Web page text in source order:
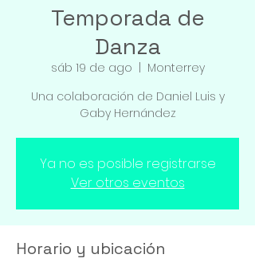
Temporada de
Danza
sáb 19 de ago
Monterrey
Una colaboración de Daniel Luis y
Gaby Hernández
Ya no es posible registrarse
Ver otros eventos
Horario y ubicación